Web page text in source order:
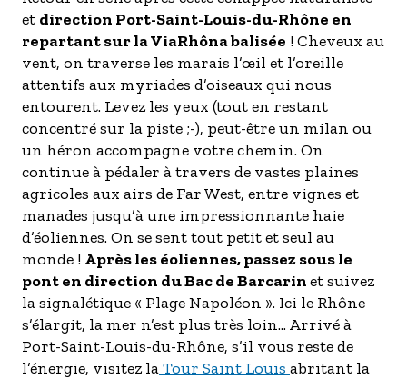
et direction Port-Saint-Louis-du-Rhône en
repartant sur la ViaRhôna balisée ! Cheveux au
vent, on traverse les marais l’œil et l’oreille
attentifs aux myriades d’oiseaux qui nous
entourent. Levez les yeux (tout en restant
concentré sur la piste ;-), peut-être un milan ou
un héron accompagne votre chemin. On
continue à pédaler à travers de vastes plaines
agricoles aux airs de Far West, entre vignes et
manades jusqu’à une impressionnante haie
d’éoliennes. On se sent tout petit et seul au
monde ! Après les éoliennes, passez sous le
pont en direction du Bac de Barcarinet suivez
la signalétique « Plage Napoléon ». Ici le Rhône
s’élargit, la mer n’est plus très loin... Arrivé à
Port-Saint-Louis-du-Rhône, s’il vous reste de
l’énergie, visitez laTour Saint Louis abritant la